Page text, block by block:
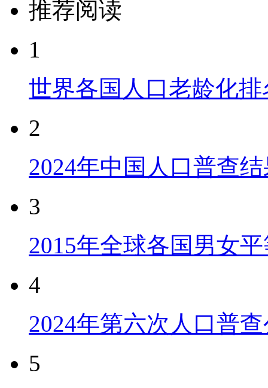
推荐阅读
1
世界各国人口老龄化
2
2024年中国人口普查
3
2015年全球各国男女
4
2024年第六次人口普
5